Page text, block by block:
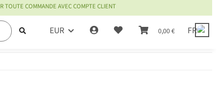
TOUTE COMMANDE AVEC COMPTE CLIENT
EUR 0,00 € FR